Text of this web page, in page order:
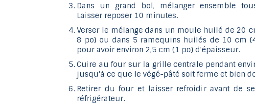
Dans un grand bol, mélanger ensemble
Laisser reposer 10 minutes.
Verser le mélange dans un moule huilé de 20
8 po) ou dans 5 ramequins huilés de 10 cm
pour avoir environ 2,5 cm (1 po) d'épaisseur.
Cuire au four sur la grille centrale pendant
jusqu'à ce que le végé-pâté soit ferme et bien
Retirer du four et laisser refroidir avant de
réfrigérateur.